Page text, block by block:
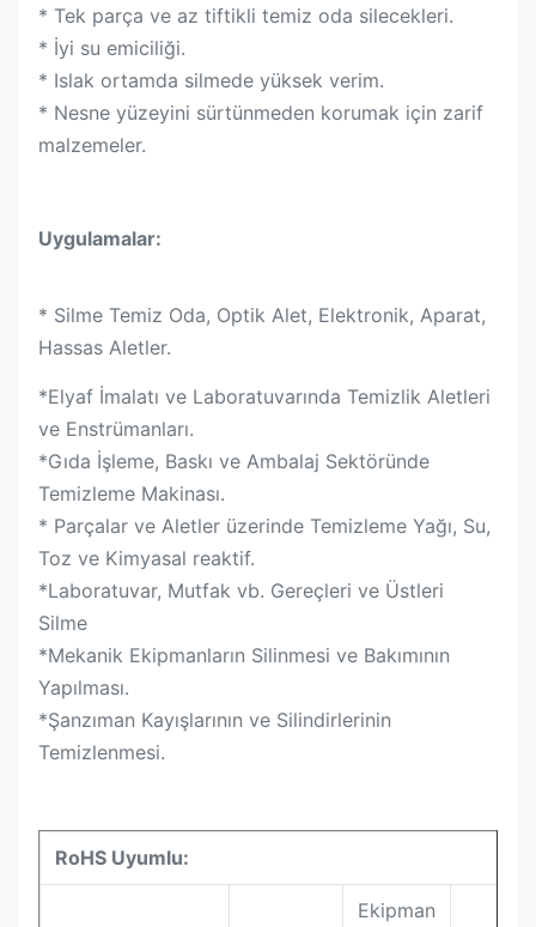
* Tek parça ve az tiftikli temiz oda silecekleri.
* İyi su emiciliği.
* Islak ortamda silmede yüksek verim.
* Nesne yüzeyini sürtünmeden korumak için zarif
malzemeler.
Uygulamalar:
* Silme Temiz Oda, Optik Alet, Elektronik, Aparat,
Hassas Aletler.
*Elyaf İmalatı ve Laboratuvarında Temizlik Aletleri
ve Enstrümanları.
*Gıda İşleme, Baskı ve Ambalaj Sektöründe
Temizleme Makinası.
* Parçalar ve Aletler üzerinde Temizleme Yağı, Su,
Toz ve Kimyasal reaktif.
*Laboratuvar, Mutfak vb. Gereçleri ve Üstleri
Silme
*Mekanik Ekipmanların Silinmesi ve Bakımının
Yapılması.
*Şanzıman Kayışlarının ve Silindirlerinin
Temizlenmesi.
RoHS Uyumlu:
Ekipman